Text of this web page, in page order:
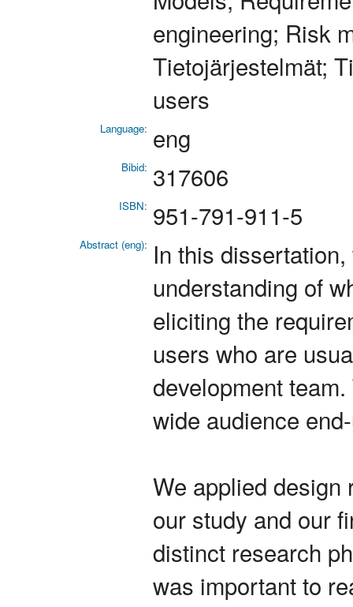
engineering; Risk
Tietojärjestelmät;
users
Language: eng
Bibid: 317606
ISBN: 951-791-911-5
Abstract (eng): In this
understanding of
eliciting the
users who are
development
wide audience
We applied design
our study and our
distinct research
was important to